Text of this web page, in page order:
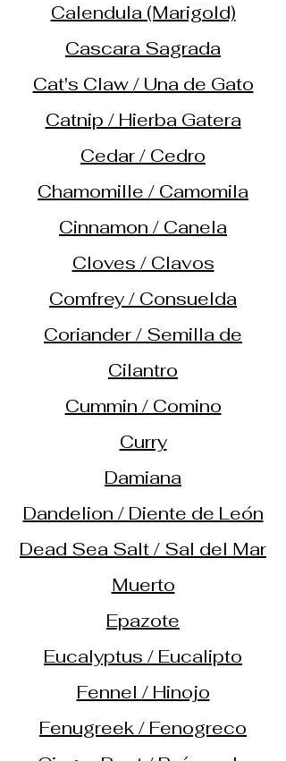
Calendula (Marigold)
Cascara Sagrada
Cat's Claw / Una de Gato
Catnip / Hierba Gatera
Cedar / Cedro
Chamomille / Camomila
Cinnamon / Canela
Cloves / Clavos
Comfrey / Consuelda
Coriander / Semilla de
Cilantro
Cummin / Comino
Curry
Damiana
Dandelion / Diente de León
Dead Sea Salt / Sal del Mar
Muerto
Epazote
Eucalyptus / Eucalipto
Fennel / Hinojo
Fenugreek / Fenogreco